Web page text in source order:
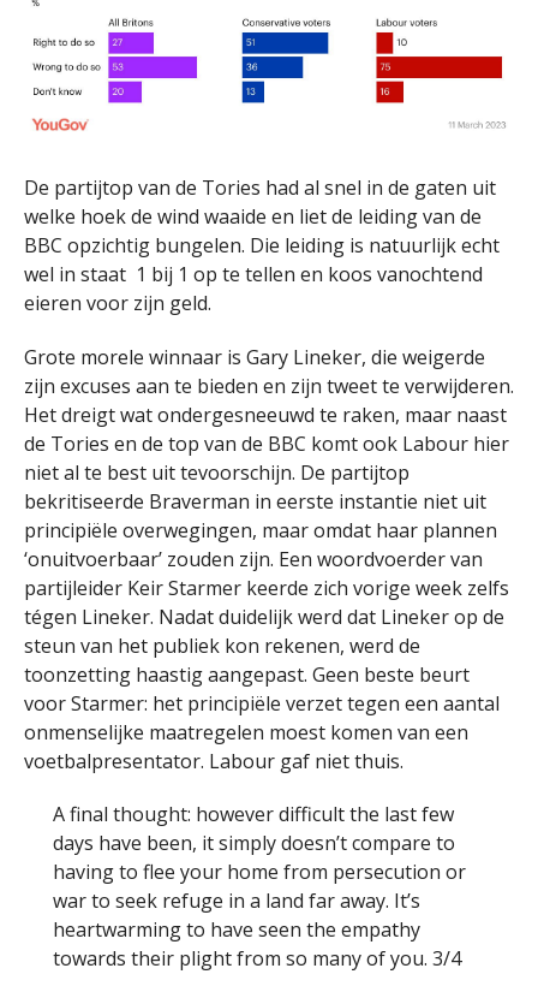
De partijtop van de Tories had al snel in de gaten uit
welke hoek de wind waaide en liet de leiding van de
BBC opzichtig bungelen. Die leiding is natuurlijk echt
wel in staat 1 bij 1 op te tellen en koos vanochtend
eieren voor zijn geld.
Grote morele winnaar is Gary Lineker, die weigerde
zijn excuses aan te bieden en zijn tweet te verwijderen.
Het dreigt wat ondergesneeuwd te raken, maar naast
de Tories en de top van de BBC komt ook Labour hier
niet al te best uit tevoorschijn. De partijtop
bekritiseerde Braverman in eerste instantie niet uit
principiële overwegingen, maar omdat haar plannen
‘onuitvoerbaar’ zouden zijn. Een woordvoerder van
partijleider Keir Starmer keerde zich vorige week zelfs
tégen Lineker. Nadat duidelijk werd dat Lineker op de
steun van het publiek kon rekenen, werd de
toonzetting haastig aangepast. Geen beste beurt
voor Starmer: het principiële verzet tegen een aantal
onmenselijke maatregelen moest komen van een
voetbalpresentator. Labour gaf niet thuis.
A final thought: however difficult the last few
days have been, it simply doesn’t compare to
having to flee your home from persecution or
war to seek refuge in a land far away. It’s
heartwarming to have seen the empathy
towards their plight from so many of you. 3/4